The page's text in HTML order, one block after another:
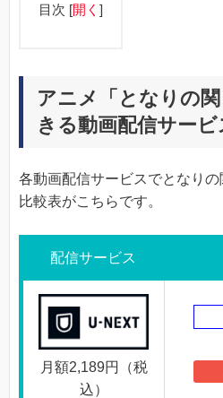
目次 [開く ]
アニメ「となりの
きる動画配信サー
各動画配信サービスでとなり
比較表がこちらです。
配信サービス
月額2,189円（税
込）